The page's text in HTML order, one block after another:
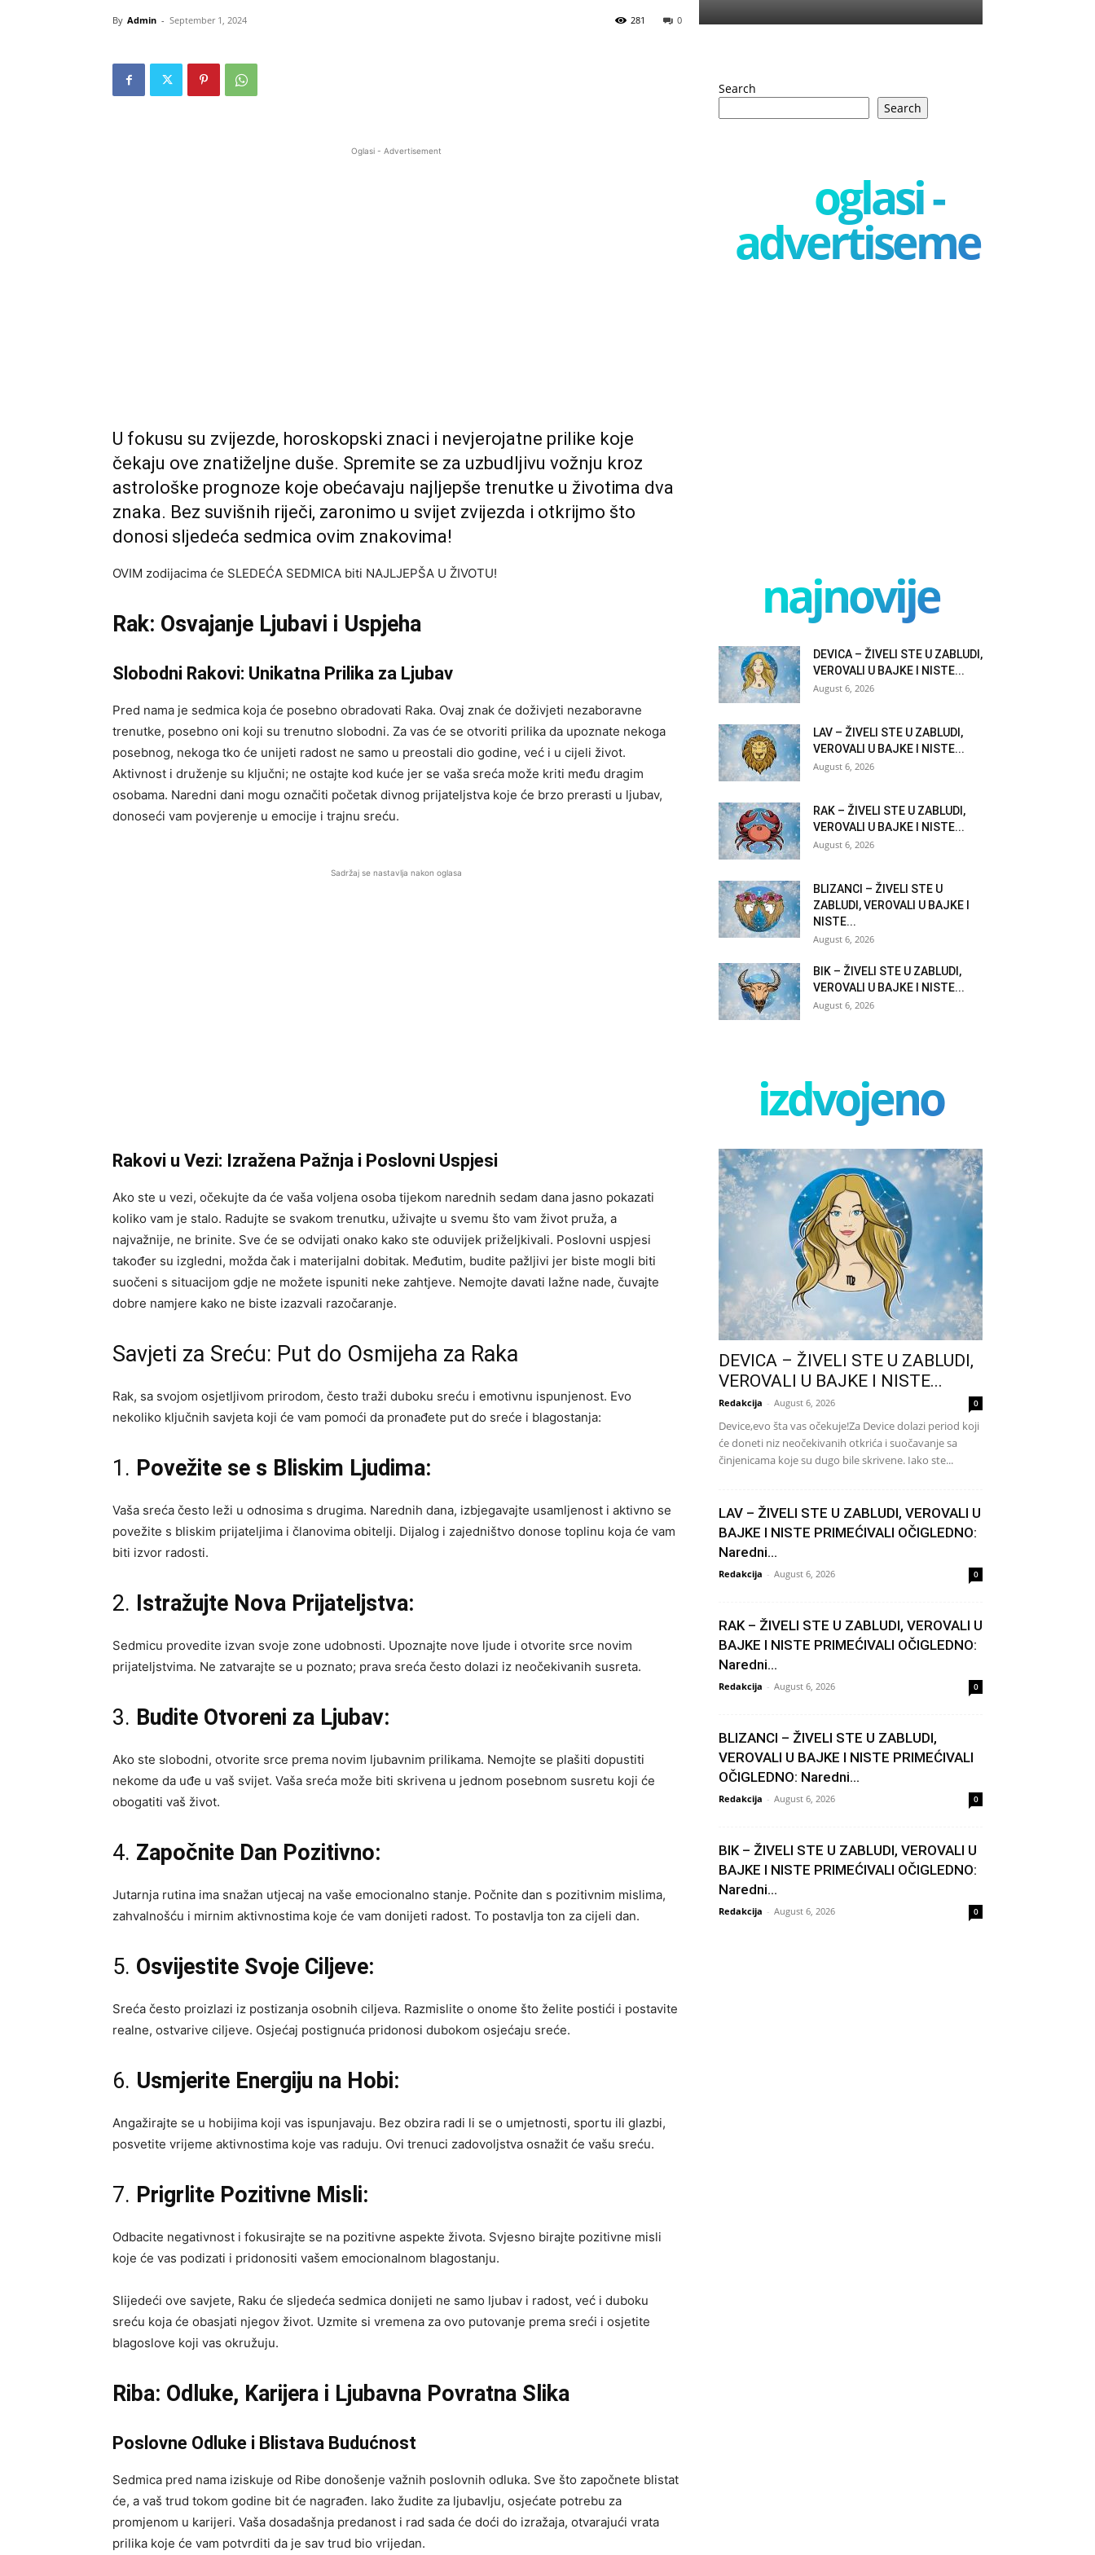
By Admin - September 1, 2024 0
281
Oglasi - Advertisement
U fokusu su zvijezde, horoskopski znaci i nevjerojatne prilike koje
čekaju ove znatiželjne duše. Spremite se za uzbudljivu vožnju kroz
astrološke prognoze koje obećavaju najljepše trenutke u životima dva
znaka. Bez suvišnih riječi, zaronimo u svijet zvijezda i otkrijmo što
donosi sljedeća sedmica ovim znakovima!
OVIM zodijacima će SLEDEĆA SEDMICA biti NAJLJEPŠA U ŽIVOTU!
Rak: Osvajanje Ljubavi i Uspjeha
Slobodni Rakovi: Unikatna Prilika za Ljubav
Pred nama je sedmica koja će posebno obradovati Raka. Ovaj znak će doživjeti nezaboravne
trenutke, posebno oni koji su trenutno slobodni. Za vas će se otvoriti prilika da upoznate nekoga
posebnog, nekoga tko će unijeti radost ne samo u preostali dio godine, već i u cijeli život.
Aktivnost i druženje su ključni; ne ostajte kod kuće jer se vaša sreća može kriti među dragim
osobama. Naredni dani mogu označiti početak divnog prijateljstva koje će brzo prerasti u ljubav,
donoseći vam povjerenje u emocije i trajnu sreću.
Sadržaj se nastavlja nakon oglasa
Rakovi u Vezi: Izražena Pažnja i Poslovni Uspjesi
Ako ste u vezi, očekujte da će vaša voljena osoba tijekom narednih sedam dana jasno pokazati
koliko vam je stalo. Radujte se svakom trenutku, uživajte u svemu što vam život pruža, a
najvažnije, ne brinite. Sve će se odvijati onako kako ste oduvijek priželjkivali. Poslovni uspjesi
također su izgledni, možda čak i materijalni dobitak. Međutim, budite pažljivi jer biste mogli biti
suočeni s situacijom gdje ne možete ispuniti neke zahtjeve. Nemojte davati lažne nade, čuvajte
dobre namjere kako ne biste izazvali razočaranje.
Savjeti za Sreću: Put do Osmijeha za Raka
Rak, sa svojom osjetljivom prirodom, često traži duboku sreću i emotivnu ispunjenost. Evo
nekoliko ključnih savjeta koji će vam pomoći da pronađete put do sreće i blagostanja:
1. Povežite se s Bliskim Ljudima:
Vaša sreća često leži u odnosima s drugima. Narednih dana, izbjegavajte usamljenost i aktivno se
povežite s bliskim prijateljima i članovima obitelji. Dijalog i zajedništvo donose toplinu koja će vam
biti izvor radosti.
2. Istražujte Nova Prijateljstva:
Sedmicu provedite izvan svoje zone udobnosti. Upoznajte nove ljude i otvorite srce novim
prijateljstvima. Ne zatvarajte se u poznato; prava sreća često dolazi iz neočekivanih susreta.
3. Budite Otvoreni za Ljubav:
Ako ste slobodni, otvorite srce prema novim ljubavnim prilikama. Nemojte se plašiti dopustiti
nekome da uđe u vaš svijet. Vaša sreća može biti skrivena u jednom posebnom susretu koji će
obogatiti vaš život.
4. Započnite Dan Pozitivno:
Jutarnja rutina ima snažan utjecaj na vaše emocionalno stanje. Počnite dan s pozitivnim mislima,
zahvalnošću i mirnim aktivnostima koje će vam donijeti radost. To postavlja ton za cijeli dan.
5. Osvijestite Svoje Ciljeve:
Sreća često proizlazi iz postizanja osobnih ciljeva. Razmislite o onome što želite postići i postavite
realne, ostvarive ciljeve. Osjećaj postignuća pridonosi dubokom osjećaju sreće.
6. Usmjerite Energiju na Hobi:
Angažirajte se u hobijima koji vas ispunjavaju. Bez obzira radi li se o umjetnosti, sportu ili glazbi,
posvetite vrijeme aktivnostima koje vas raduju. Ovi trenuci zadovoljstva osnažit će vašu sreću.
7. Prigrlite Pozitivne Misli:
Odbacite negativnost i fokusirajte se na pozitivne aspekte života. Svjesno birajte pozitivne misli
koje će vas podizati i pridonositi vašem emocionalnom blagostanju.
Slijedeći ove savjete, Raku će sljedeća sedmica donijeti ne samo ljubav i radost, već i duboku
sreću koja će obasjati njegov život. Uzmite si vremena za ovo putovanje prema sreći i osjetite
blagoslove koji vas okružuju.
Riba: Odluke, Karijera i Ljubavna Povratna Slika
Poslovne Odluke i Blistava Budućnost
Sedmica pred nama iziskuje od Ribe donošenje važnih poslovnih odluka. Sve što započnete blistat
će, a vaš trud tokom godine bit će nagrađen. Iako žudite za ljubavlju, osjećate potrebu za
promjenom u karijeri. Vaša dosadašnja predanost i rad sada će doći do izražaja, otvarajući vrata
prilika koje će vam potvrditi da je sav trud bio vrijedan.
Search
Search
oglasi -
advertisement
najnovije
DEVICA – ŽIVELI STE U ZABLUDI,
VEROVALI U BAJKE I NISTE...
August 6, 2026
LAV – ŽIVELI STE U ZABLUDI,
VEROVALI U BAJKE I NISTE...
August 6, 2026
RAK – ŽIVELI STE U ZABLUDI,
VEROVALI U BAJKE I NISTE...
August 6, 2026
BLIZANCI – ŽIVELI STE U
ZABLUDI, VEROVALI U BAJKE I
NISTE...
August 6, 2026
BIK – ŽIVELI STE U ZABLUDI,
VEROVALI U BAJKE I NISTE...
August 6, 2026
izdvojeno
DEVICA – ŽIVELI STE U ZABLUDI,
VEROVALI U BAJKE I NISTE...
Redakcija - August 6, 2026 0
Device,evo šta vas očekuje!Za Device dolazi period koji
će doneti niz neočekivanih otkrića i suočavanje sa
činjenicama koje su dugo bile skrivene. Iako ste...
LAV – ŽIVELI STE U ZABLUDI, VEROVALI U
BAJKE I NISTE PRIMEĆIVALI OČIGLEDNO:
Naredni...
Redakcija - August 6, 2026 0
RAK – ŽIVELI STE U ZABLUDI, VEROVALI U
BAJKE I NISTE PRIMEĆIVALI OČIGLEDNO:
Naredni...
Redakcija - August 6, 2026 0
BLIZANCI – ŽIVELI STE U ZABLUDI,
VEROVALI U BAJKE I NISTE PRIMEĆIVALI
OČIGLEDNO: Naredni...
Redakcija - August 6, 2026 0
BIK – ŽIVELI STE U ZABLUDI, VEROVALI U
BAJKE I NISTE PRIMEĆIVALI OČIGLEDNO:
Naredni...
Redakcija - August 6, 2026 0